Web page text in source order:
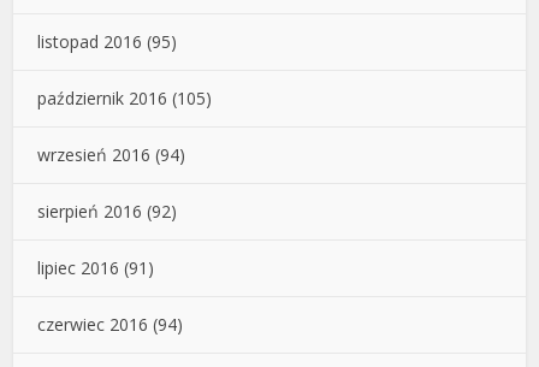
listopad 2016 (95)
październik 2016 (105)
wrzesień 2016 (94)
sierpień 2016 (92)
lipiec 2016 (91)
czerwiec 2016 (94)